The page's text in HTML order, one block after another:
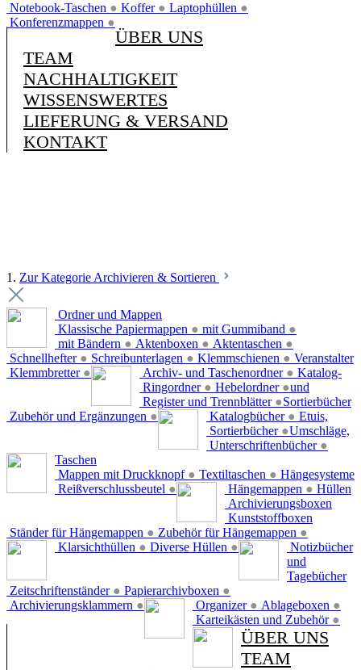
Notebook-Taschen ● Koffer ● Laptophüllen ●
Konferenzmappen ●
ÜBER UNS
TEAM
NACHHALTIGKEIT
WISSENSWERTES
LIEFERUNG & VERSAND
KONTAKT
1. Zur Kategorie Archivieren & Sortieren
Ordner und Mappen
Klassische Papiermappen ● mit Gummiband ●
mit Bändern ● Aktenboxen ● Aktentaschen ●
Schnellhefter ● Schreibunterlagen ● Klemmschienen ●
Klemmbretter ●
Veranstalter
Archiv- und Taschenordner ●
Ringordner ● Hebelordner ●
Register und Trennblätter ●
Zubehör und Ergänzungen ●
Katalog-
und
Sortierbücher
Katalogbücher ●
Sortierbücher ●
Unterschriftenbücher ●
Etuis,
Umschläge,
Taschen
Mappen mit Druckknopf ● Textiltaschen ●
Reißverschlussbeutel ●
Hängesysteme
Hängemappen ●
Ständer für Hängemappen ● Zubehör für Hängemappen ●
Hüllen
Klarsichthüllen ● Diverse Hüllen ●
Archivierungsboxen
Zeitschriftenständer ● Papierarchivboxen ●
Archivierungsklammern ●
Kunststoffboxen
Organizer ● Ablageboxen ●
Karteikästen und Zubehör ●
Notizbücher
und
Tagebücher
ÜBER UNS
TEAM